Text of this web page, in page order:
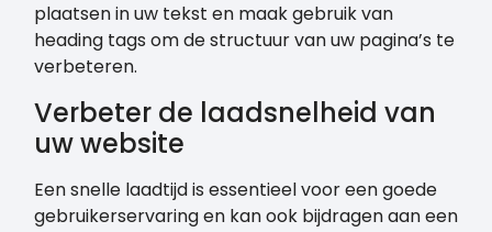
plaatsen in uw tekst en maak gebruik van
heading tags om de structuur van uw pagina’s te
verbeteren.
Verbeter de laadsnelheid van
uw website
Een snelle laadtijd is essentieel voor een goede
gebruikerservaring en kan ook bijdragen aan een